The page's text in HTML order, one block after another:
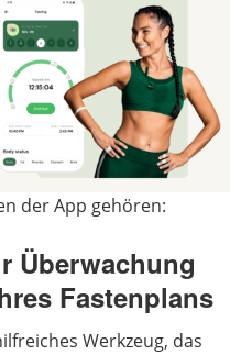
der App gehören:
Überwachung
Fastenplans
Werkzeug, das